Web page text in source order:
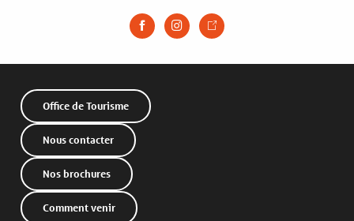
Office de Tourisme
Nous contacter
Nos brochures
Comment venir